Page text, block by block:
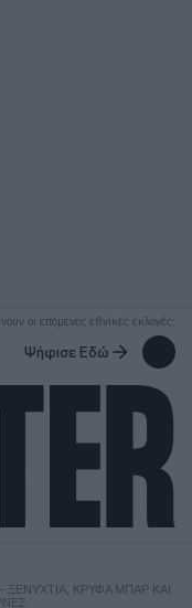
οι επόμενες εθνικές εκλογές;
Ψήφισε Εδώ
ΞΕΝΎΧΤΙΑ, ΚΡΥΦΆ ΜΠΑΡ ΚΑΙ